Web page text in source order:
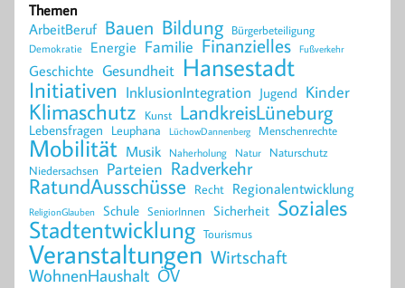
Themen
ArbeitBeruf Bauen Bildung Bürgerbeteiligung
Demokratie Energie Familie Finanzielles Fußverkehr
Geschichte Gesundheit Hansestadt
Initiativen InklusionIntegration Jugend Kinder
Klimaschutz Kunst LandkreisLüneburg
Lebensfragen Leuphana LüchowDannenberg Menschenrechte
Mobilität Musik Naherholung Natur Naturschutz
Niedersachsen Parteien Radverkehr
RatundAusschüsse Recht Regionalentwicklung
ReligionGlauben Schule SeniorInnen Sicherheit Soziales
Stadtentwicklung Tourismus
Veranstaltungen Wirtschaft
WohnenHaushalt ÖV